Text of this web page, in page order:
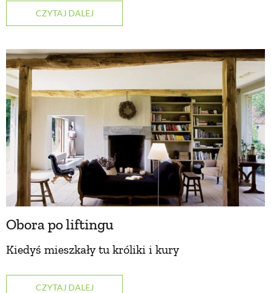
CZYTAJ DALEJ
Obora po liftingu
Kiedyś mieszkały tu króliki i kury
CZYTAJ DALEJ
URODA
NATURALNA APTECZKA
DLA DOMU
EKO ŻYCIE
PRZYRODA
ZWIERZĘTA W NATURZE